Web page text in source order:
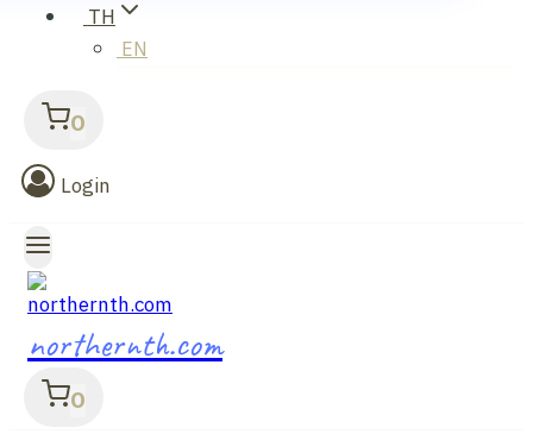
TH
EN
0
Login
northernth.com
0